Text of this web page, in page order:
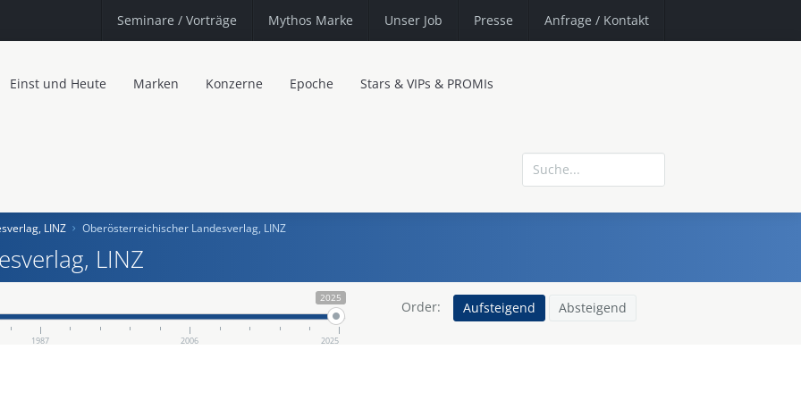
Seminare / Vorträge Mythos Marke Unser Job Presse Anfrage / Kontakt
Einst und Heute Marken Konzerne Epoche Stars & VIPs & PROMIs
LINZ Oberösterreichischer Landesverlag, LINZ
LINZ
2025
1987 2006 2025
Order: Aufsteigend Absteigend